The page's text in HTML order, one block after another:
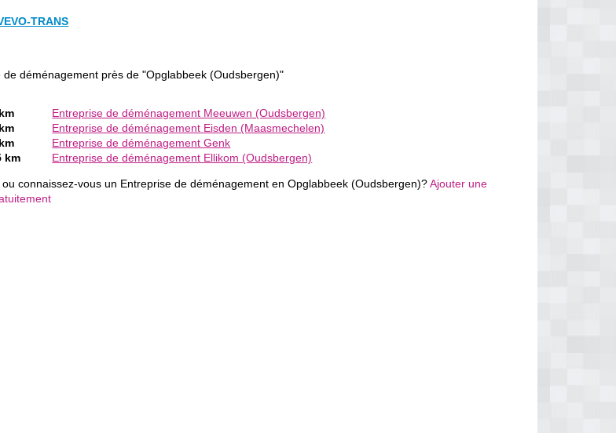
TRANS
de déménagement près de "Opglabbeek (Oudsbergen)"
Entreprise de déménagement Meeuwen (Oudsbergen)
Entreprise de déménagement Eisden (Maasmechelen)
Entreprise de déménagement Genk
km
Entreprise de déménagement Ellikom (Oudsbergen)
ou connaissez-vous un Entreprise de déménagement en Opglabbeek (Oudsbergen)?Ajouter une